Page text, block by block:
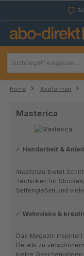
Zum Hauptinhalt springen
Home Aboformen
Masterica
Handarbeit &
Masteriza bietet
Techniken für
Seifengießen und
Wohndeko &
Das Magazin
Details zu
kleine